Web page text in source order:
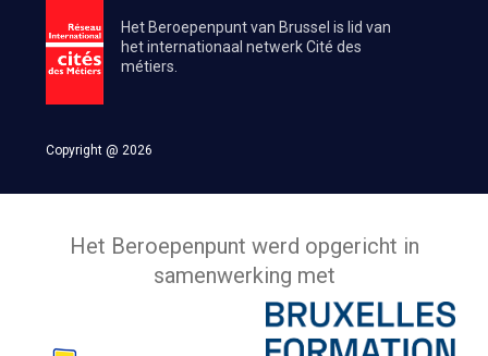
Het Beroepenpunt van Brussel is lid van
het internationaal netwerk Cité des
métiers.
Copyright @ 2026
Het Beroepenpunt werd opgericht in
samenwerking met